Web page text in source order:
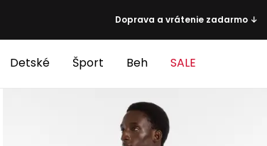
Doprava a vrátenie zadarmo ↓
Detské Šport Beh SALE